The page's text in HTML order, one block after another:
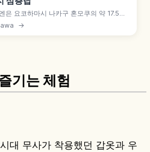
은 요코하마시 나카구 혼모쿠의 약 17.5헥
정원으로, 비단실 무역으로 부를 이룬 하
타로(호 산케이)가 일본 각지에서 옮겨온 역
→
기는 체험
대 무사가 착용했던 갑옷과 우